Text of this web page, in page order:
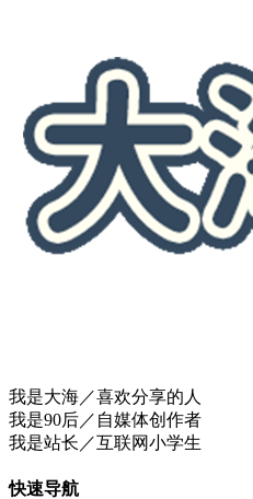
我是大海／喜欢分享的人
我是90后／自媒体创作者
我是站长／互联网小学生
快速导航